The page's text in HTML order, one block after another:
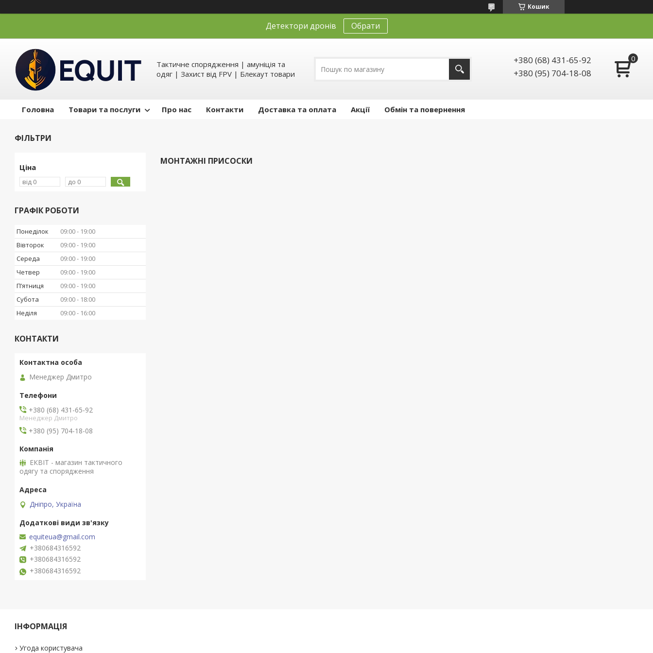
Кошик
Детектори дронів Обрати
Тактичне спорядження | амуніція та
одяг | Захист від FPV | Блекаут товари
+380 (68) 431-65-92
+380 (95) 704-18-08
Головна Товари та послуги Про нас Контакти Доставка та оплата Акції Обмін та повернення
МОНТАЖНІ ПРИСОСКИ
ФІЛЬТРИ
Ціна
ГРАФІК РОБОТИ
Понеділок 09:00
19:00
Вівторок
09:00
19:00
Середа
09:00
19:00
Четвер
09:00
19:00
Пʼятниця
09:00
19:00
Субота
09:00
18:00
Неділя
09:00 16:00
КОНТАКТИ
Менеджер Дмитро
+380 (68) 431-65-92
Менеджер Дмитро
+380 (95) 704-18-08
ЕКВІТ - магазин тактичного
одягу та спорядження
Дніпро, Україна
equiteua@gmail.com
+380684316592
+380684316592
+380684316592
ІНФОРМАЦІЯ
Угода користувача